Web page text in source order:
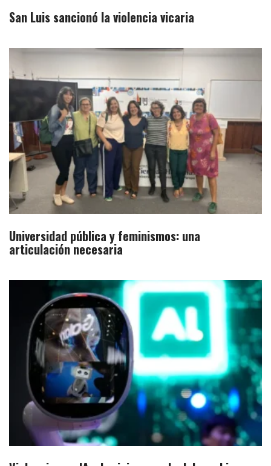
San Luis sancionó la violencia vicaria
Universidad pública y feminismos: una
articulación necesaria